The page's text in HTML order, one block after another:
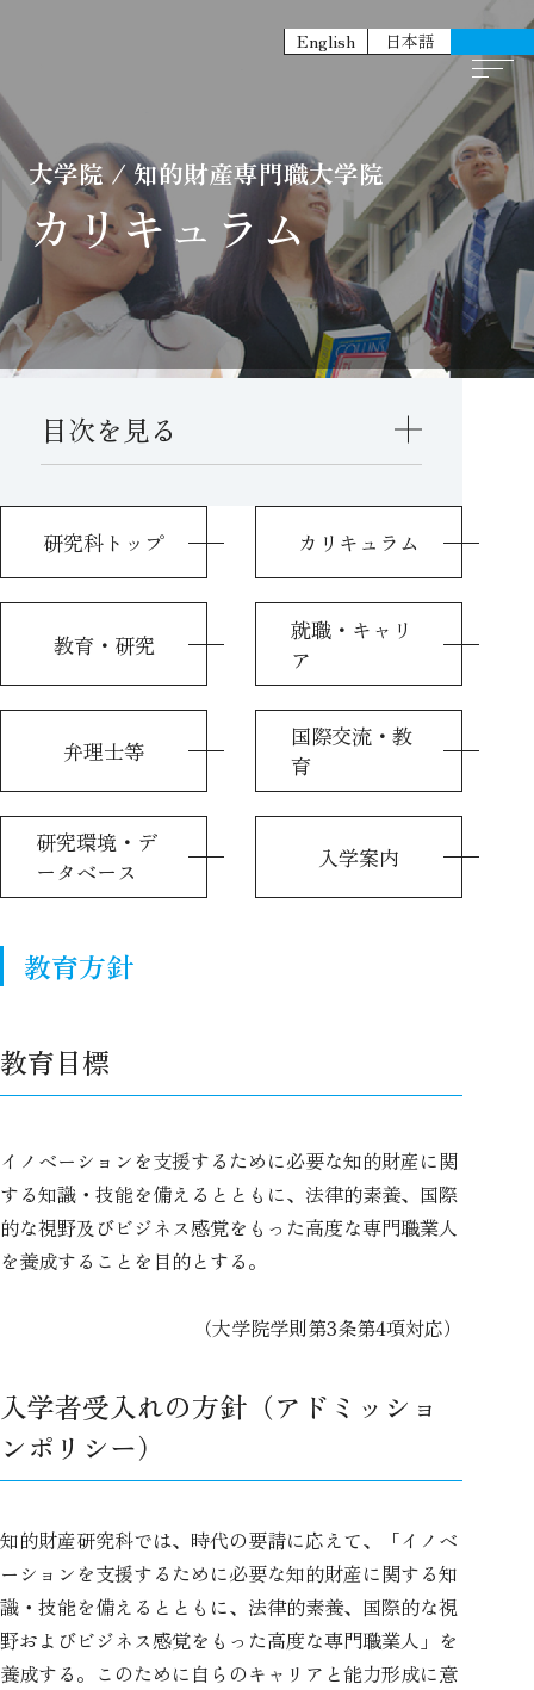
English 日本語
大学院 / 知的財産専門職大学院
カリキュラム
目次を見る
研究科トップ カリキュラム
教育・研究
就職・キャリ
ア
弁理士等
国際交流・教
育
研究環境・デ
ータベース
入学案内
教育方針
教育目標
イノベーションを支援するために必要な知的財産に関
する知識・技能を備えるとともに、法律的素養、国際
的な視野及びビジネス感覚をもった高度な専門職業人
を養成することを目的とする。
（大学院学則第3条第4項対応）
入学者受入れの方針（アドミッショ
ンポリシー）
知的財産研究科では、時代の要請に応えて、「イノベ
ーションを支援するために必要な知的財産に関する知
識・技能を備えるとともに、法律的素養、国際的な視
野およびビジネス感覚をもった高度な専門職業人」を
養成する。このために自らのキャリアと能力形成に意